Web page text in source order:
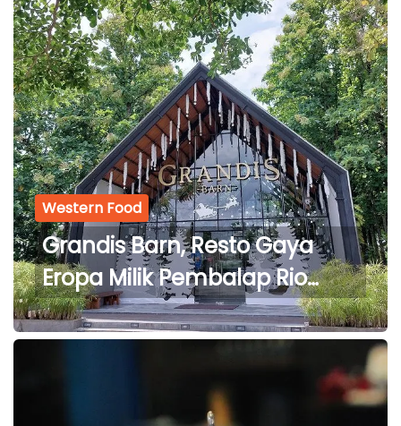
Western Food
Grandis Barn, Resto Gaya
Eropa Milik Pembalap Rio
Haryanto